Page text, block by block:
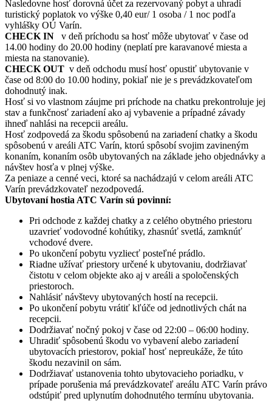
Nasledovne hosť dorovná účet za rezervovaný pobyt a uhradí
turistický poplatok vo výške 0,40 eur/ 1 osoba / 1 noc podľa
vyhlášky OÚ Varín.
CHECK IN v deň príchodu sa hosť môže ubytovať v čase od
14.00 hodiny do 20.00 hodiny (neplatí pre karavanové miesta a
miesta na stanovanie).
CHECK OUT v deň odchodu musí hosť opustiť ubytovanie v
čase od 8:00 do 10.00 hodiny, pokiaľ nie je s prevádzkovateľom
dohodnutý inak.
Hosť si vo vlastnom záujme pri príchode na chatku prekontroluje jej
stav a funkčnosť zariadení ako aj vybavenie a prípadné závady
ihneď nahlási na recepcii areálu.
Hosť zodpovedá za škodu spôsobenú na zariadení chatky a škodu
spôsobenú v areáli ATC Varín, ktorú spôsobí svojim zavineným
konaním, konaním osôb ubytovaných na základe jeho objednávky a
návštev hosťa v plnej výške.
Za peniaze a cenné veci, ktoré sa nachádzajú v celom areáli ATC
Varín prevádzkovateľ nezodpovedá.
Ubytovaní hostia ATC Varín sú povinní:
Pri odchode z každej chatky a z celého obytného priestoru
uzavrieť vodovodné kohútiky, zhasnúť svetlá, zamknúť
vchodové dvere.
Po ukončení pobytu vyzliecť posteľné prádlo.
Riadne užívať priestory určené k ubytovaniu, dodržiavať
čistotu v celom objekte ako aj v areáli a spoločenských
priestoroch.
Nahlásiť návštevy ubytovaných hostí na recepcii.
Po ukončení pobytu vrátiť kľúče od jednotlivých chát na
recepcii.
Dodržiavať nočný pokoj v čase od 22:00 – 06:00 hodiny.
Uhradiť spôsobenú škodu vo vybavení alebo zariadení
ubytovacích priestorov, pokiaľ hosť nepreukáže, že túto
škodu nezavinil on sám.
Dodržiavať ustanovenia tohto ubytovacieho poriadku, v
prípade porušenia má prevádzkovateľ areálu ATC Varín právo
odstúpiť pred uplynutím dohodnutého termínu ubytovania.